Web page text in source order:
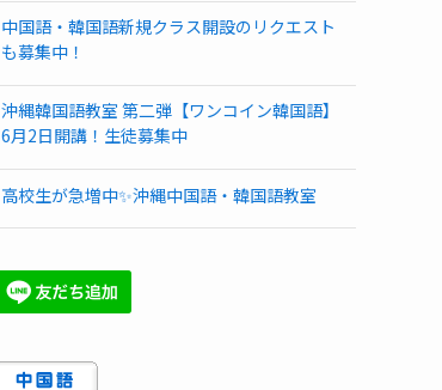
中国語・韓国語新規クラス開設のリクエスト
も募集中！
沖縄韓国語教室 第二弾【ワンコイン韓国語】
6月2日開講！生徒募集中
高校生が急増中✨沖縄中国語・韓国語教室